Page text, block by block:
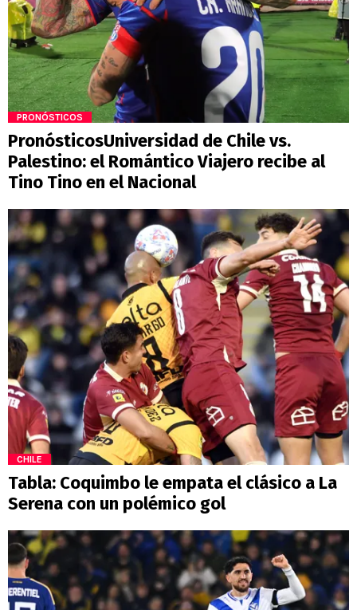
PRONÓSTICOS
PronósticosUniversidad de Chile vs.
Palestino: el Romántico Viajero recibe al
Tino Tino en el Nacional
CHILE
Tabla: Coquimbo le empata el clásico a La
Serena con un polémico gol